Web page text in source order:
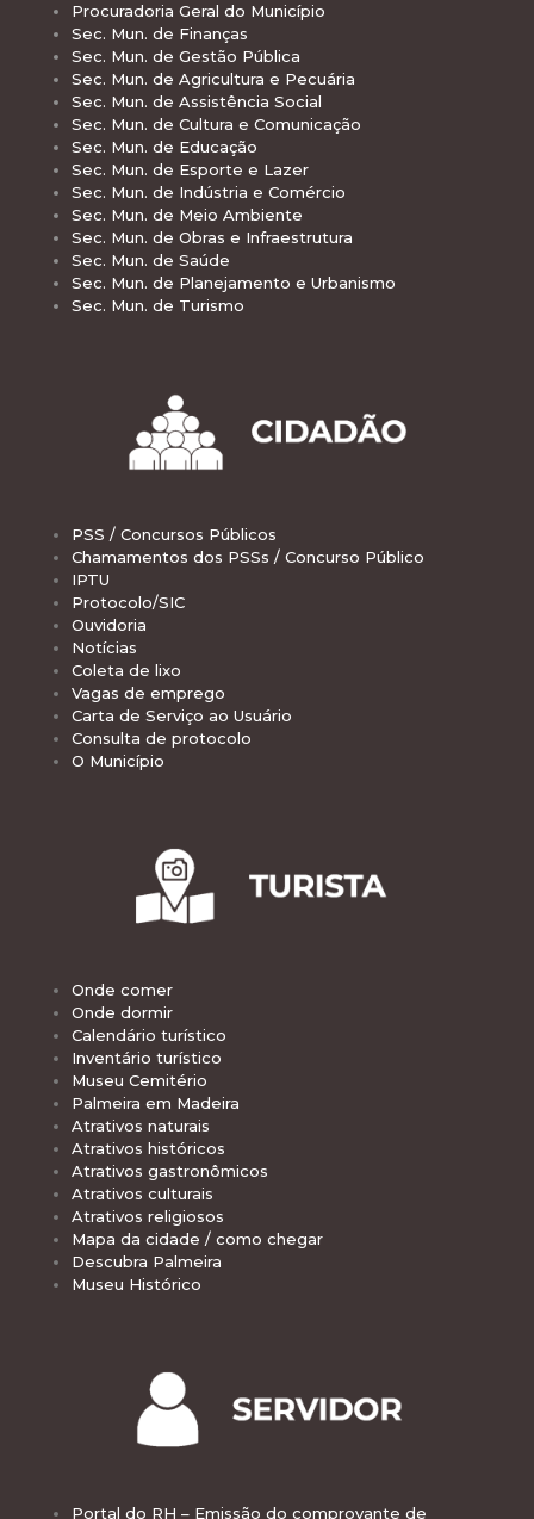
Procuradoria Geral do Município
Sec. Mun. de Finanças
Sec. Mun. de Gestão Pública
Sec. Mun. de Agricultura e Pecuária
Sec. Mun. de Assistência Social
Sec. Mun. de Cultura e Comunicação
Sec. Mun. de Educação
Sec. Mun. de Esporte e Lazer
Sec. Mun. de Indústria e Comércio
Sec. Mun. de Meio Ambiente
Sec. Mun. de Obras e Infraestrutura
Sec. Mun. de Saúde
Sec. Mun. de Planejamento e Urbanismo
Sec. Mun. de Turismo
PSS / Concursos Públicos
Chamamentos dos PSSs / Concurso Público
IPTU
Protocolo/SIC
Ouvidoria
Notícias
Coleta de lixo
Vagas de emprego
Carta de Serviço ao Usuário
Consulta de protocolo
O Município
Onde comer
Onde dormir
Calendário turístico
Inventário turístico
Museu Cemitério
Palmeira em Madeira
Atrativos naturais
Atrativos históricos
Atrativos gastronômicos
Atrativos culturais
Atrativos religiosos
Mapa da cidade / como chegar
Descubra Palmeira
Museu Histórico
Portal do RH – Emissão do comprovante de